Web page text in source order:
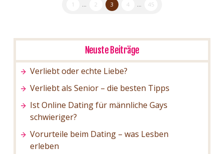
1 ... 2 3 4 ... 45
Neuste Beiträge
Verliebt oder echte Liebe?
Verliebt als Senior – die besten Tipps
Ist Online Dating für männliche Gays
schwieriger?
Vorurteile beim Dating – was Lesben
erleben